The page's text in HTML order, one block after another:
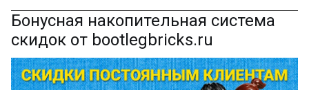
Бонусная накопительная система
скидок от bootlegbricks.ru